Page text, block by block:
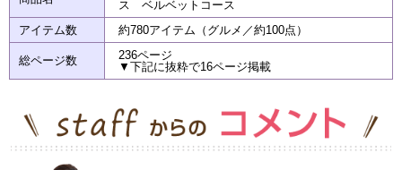
ス ベルベットコース
アイテム数
約780アイテム（グルメ／約100点）
総ページ数
236ページ
▼下記に抜粋で16ページ掲載